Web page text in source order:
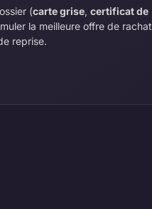
(carte grise,certificat de
la meilleure offre de rachat
reprise.